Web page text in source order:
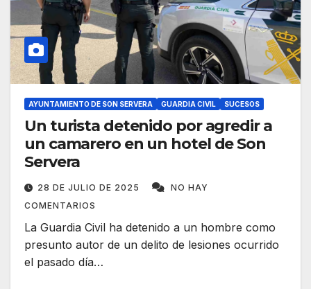
AYUNTAMIENTO DE SON SERVERA GUARDIA CIVIL SUCESOS
Un turista detenido por agredir a
un camarero en un hotel de Son
Servera
28 DE JULIO DE 2025
NO HAY
COMENTARIOS
La Guardia Civil ha detenido a un hombre como
presunto autor de un delito de lesiones ocurrido
el pasado día…